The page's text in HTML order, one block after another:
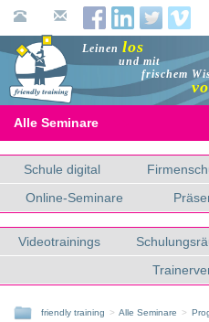
Leinen los
und mit
frischem
Alle Seminare
Schule digital
Online-Seminare
Videotrainings
friendly training Alle Seminare